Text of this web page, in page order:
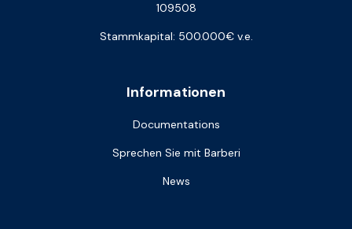
Informationen
Documentations
Sprechen Sie mit Barberi
News
109508
Stammkapital: 500.000€ v.e.